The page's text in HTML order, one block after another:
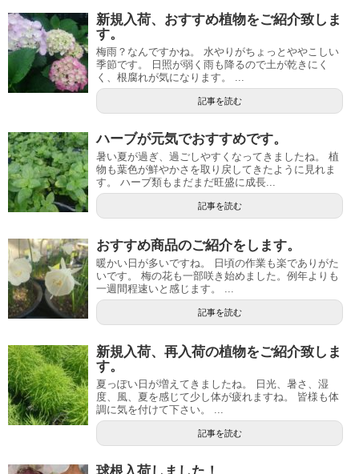
新規入荷、おすすめ植物をご紹介致しま
す。
梅雨？なんですかね。 水やりがちょっとややこしい
季節です。 日照が弱く雨も降るので土が乾きにく
く、根腐れが気になります。 ...
記事を読む
ハーブが元気でおすすめです。
暑い夏が過ぎ、過ごしやすくなってきましたね。 植
物も葉色が鮮やかさを取り戻してきたように見れま
す。 ハーブ類もまだまだ旺盛に成長...
記事を読む
おすすめ商品のご紹介をします。
暖かい日が多いですね。 日頃の作業も楽でありがた
いです。 梅の花も一部咲き始めました。例年よりも
一週間程速いと感じます。 ...
記事を読む
新規入荷、再入荷の植物をご紹介致しま
す。
夏っぽい日が増えてきましたね。 日光、暑さ、湿
度、風、夏を感じて少し体が疲れますね。 皆様も体
調に気を付けて下さい。 ...
記事を読む